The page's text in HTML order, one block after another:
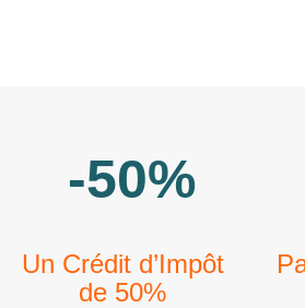
-50%
Un Crédit d’Impôt
de 50%